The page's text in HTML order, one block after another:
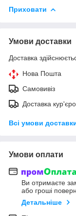
Приховати
Умови доставки
Доставка
Нова Пошта
Самовивіз
Доставка
Всі умови
Умови оплати
Ви отримаєте
або гроші
Детальніше